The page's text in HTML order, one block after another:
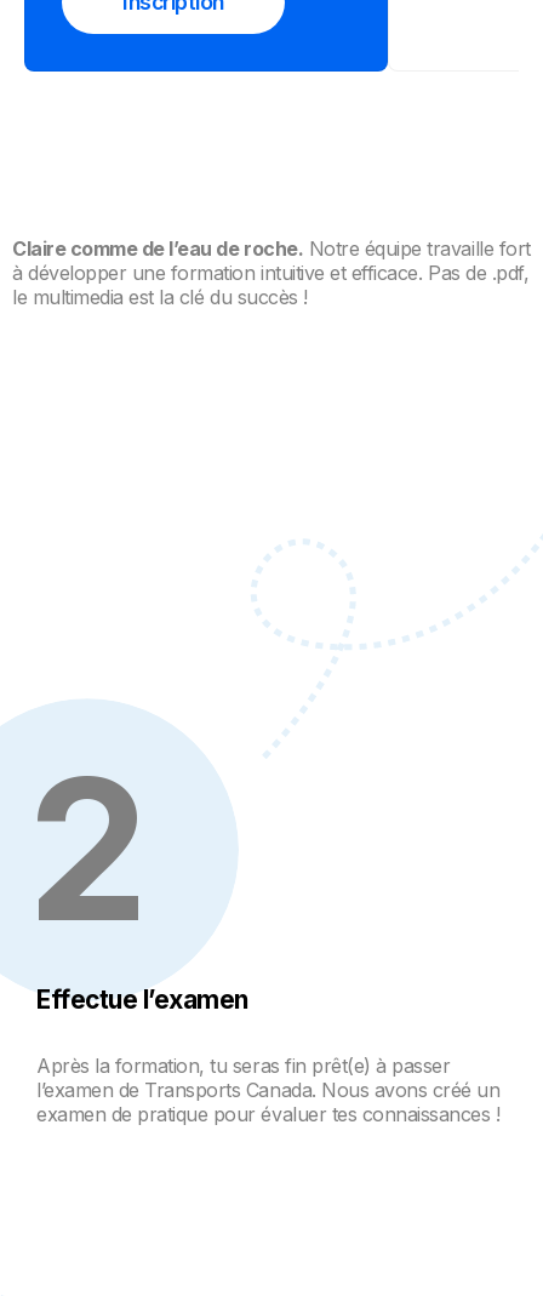
Claire comme de l’eau de roche. Notre équipe travaille fort
à développer une formation intuitive et efficace. Pas de .pdf,
le multimedia est la clé du succès !
2
Effectue l’examen
Après la formation, tu seras fin prêt(e) à passer
l’examen de Transports Canada. Nous avons créé un
examen de pratique pour évaluer tes connaissances !